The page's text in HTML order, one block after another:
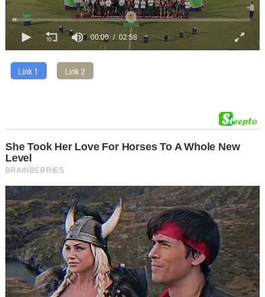
00:00 02:58
Link 1 Link 2